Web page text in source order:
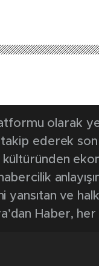
olarak
ederek
ve
Haber, her